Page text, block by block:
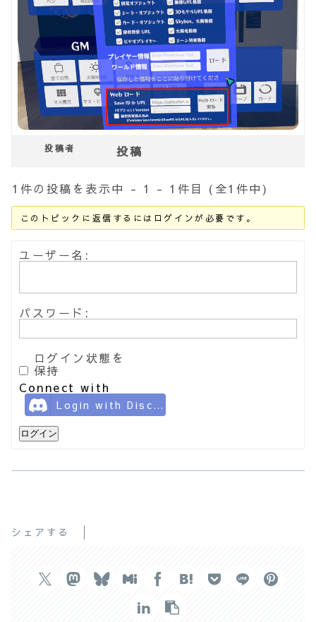
投稿者 投稿
1件の投稿を表示中 - 1 - 1件目 (全1件中)
このトピックに返信するにはログインが必要です。
ユーザー名:
パスワード:
ログイン状態を
保持
Connect with
Login with Discord
ログイン
シェアする